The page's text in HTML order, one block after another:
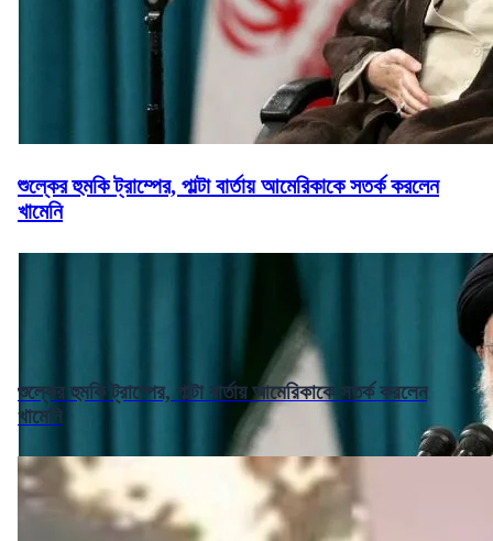
শুল্কের হুমকি ট্রাম্পের, পাল্টা বার্তায় আমেরিকাকে সতর্ক করলেন
খামেনি
শুল্কের হুমকি ট্রাম্পের, পাল্টা বার্তায় আমেরিকাকে সতর্ক করলেন
খামেনি